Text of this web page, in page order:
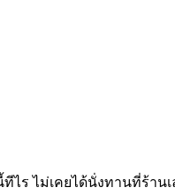
ไร ไม่เคยได้นั่งทานที่ร้าน